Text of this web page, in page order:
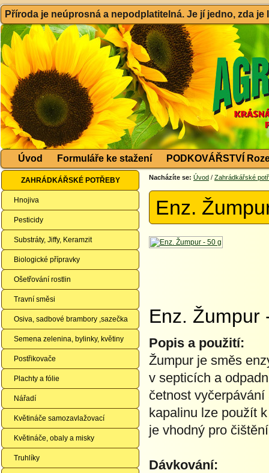
Příroda je neúprosná a nepodplatitelná. Je jí jedno, zda
Úvod Formuláře ke stažení PODKOVÁŘSTVÍ
ZAHRÁDKÁŘSKÉ POTŘEBY
Hnojiva
Pesticidy
Substráty, Jiffy, Keramzit
Biologické přípravky
Ošetřování rostlin
Travní směsi
Osiva, sadbové brambory ,sazečka
Semena zelenina, bylinky, květiny
Postřikovače
Plachty a fólie
Nářadí
Květináče samozavlažovací
Květináče, obaly a misky
Truhlíky
Nacházíte se: Úvod / Zahrádkářské
Enz.
Enz. Žumpur
Popis a použití:
Žumpur je směs
v septicích a
četnost
kapalinu lze použít
je vhodný pro
Dávkování: